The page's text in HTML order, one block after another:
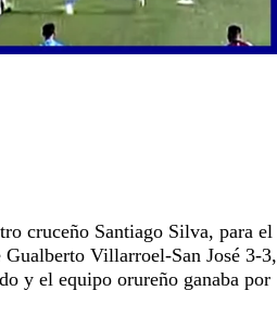
cruceño Santiago Silva, para el
Villarroel-San José 3-3,
y el equipo orureño ganaba por